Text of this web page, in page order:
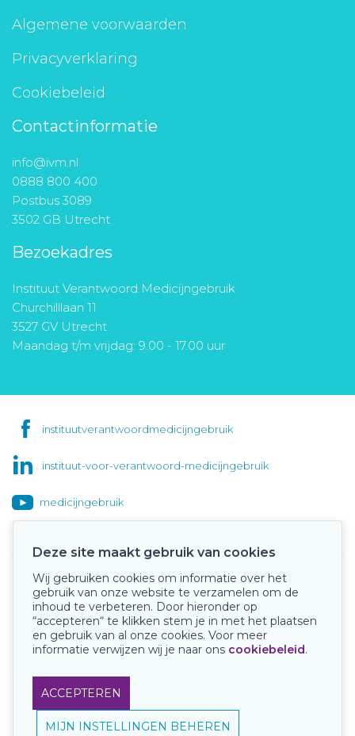
Algemene voorwaarden
Privacyverklaring
Cookiebeleid
Contactinformatie
info@ivm.nl
0888 800 400
Postbus 3089
3502 GB Utrecht
Bezoekadres
Instituut Verantwoord Medicijngebruik
Churchilllaan 11
3527 GV Utrecht
Maandag t/m vrijdag: 9.00 - 17.00 uur
instituutverantwoordmedicijngebruik
instituut-voor-verantwoord-medicijngebruik
medicijngebruik
Onze keurmerken
Deze site maakt gebruik van cookies
Wij gebruiken cookies om informatie over het
gebruik van onze website te verzamelen om de
inhoud te verbeteren. Door hieronder op
“accepteren“ te klikken stem je in met het plaatsen
en gebruik van al onze cookies. Voor meer
informatie verwijzen wij je naar ons cookiebeleid.
ACCEPTEREN
MIJN INSTELLINGEN BEHEREN